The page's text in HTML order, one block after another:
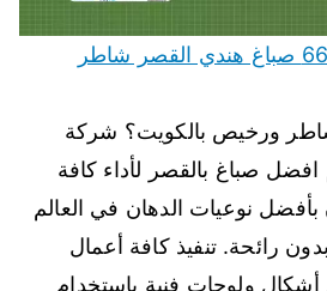
صباغ القصر 66616884 صباغ هندي القصر شاطر
ورخيص بالكويت؟ شركة
صباغ بالقصر لأداء كافة
بأفضل نوعيات الدهان في العالم
بدون رائحة. تنفيذ كافة أعمال
أشكال ولوحات فنية باستخدام